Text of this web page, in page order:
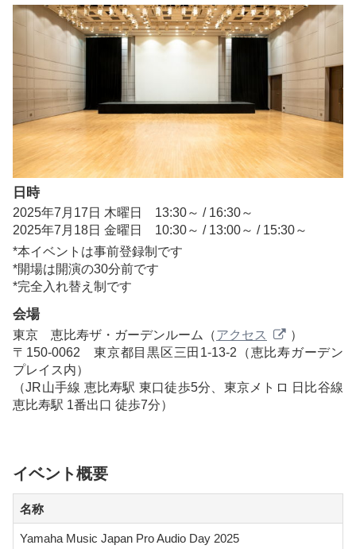
日時
2025年7月17日 木曜日 13:30～ / 16:30～
2025年7月18日 金曜日 10:30～ / 13:00～ / 15:30～
*本イベントは事前登録制です
*開場は開演の30分前です
*完全入れ替え制です
会場
東京 恵比寿ザ・ガーデンルーム（アクセス
）
〒150-0062 東京都目黒区三田1-13-2（恵比寿ガーデン
プレイス内）
（JR山手線 恵比寿駅 東口徒歩5分、東京メトロ 日比谷線
恵比寿駅 1番出口 徒歩7分）
イベント概要
名称
Yamaha Music Japan Pro Audio Day 2025